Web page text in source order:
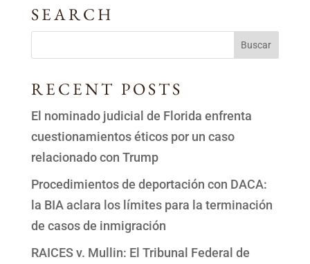
SEARCH
RECENT POSTS
El nominado judicial de Florida enfrenta
cuestionamientos éticos por un caso
relacionado con Trump
Procedimientos de deportación con DACA:
la BIA aclara los límites para la terminación
de casos de inmigración
RAICES v. Mullin: El Tribunal Federal de